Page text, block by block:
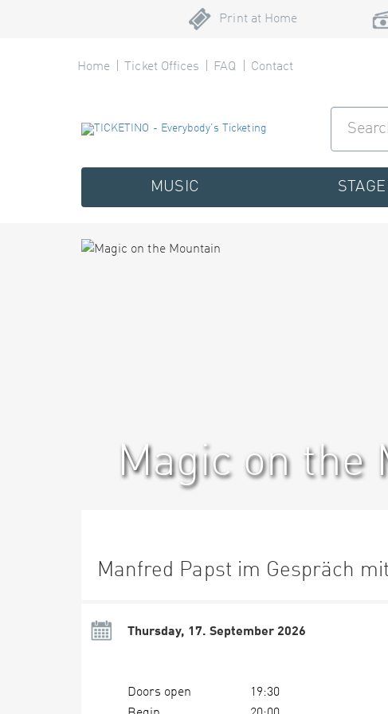
Print at Home
Home Ticket Offices FAQ Contact
MUSIC STAGE
Magic on the
Manfred Papst im Gespräch
Thursday, 17. September 2026
Doors open
19:30